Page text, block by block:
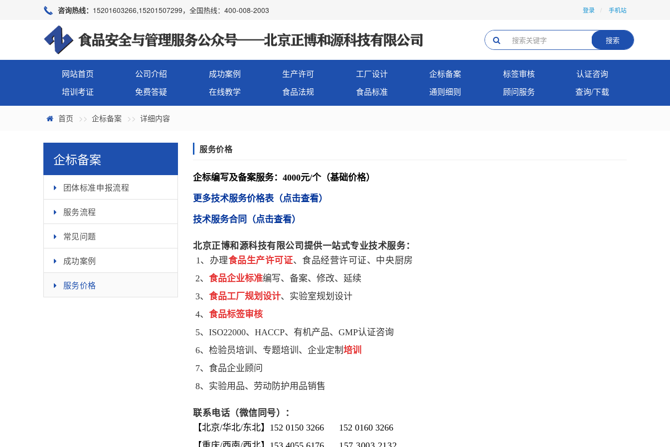
咨询热线： 15201603266,15201507299，全国热线：400-008-2003 登录 手机站
搜索
网站首页 公司介绍 成功案例 生产许可 工厂设计 企标备案 标签审核
认证咨询
培训考证
免费答疑 在线教学 食品法规 食品标准 通则细则 顾问服务 查询/下载
首页 企标备案 详细内容
企标备案
团体标准申报流程
服务流程
常见问题
成功案例
服务价格
服务价格
企标编写及备案服务： 4000元/个（基础价格）
更多技术服务价格表 （点击查看）
技术服务合同（点击查看）
北京正博和源科技有限公司提供一站式专业技术服务：
1、 办理食品生产许可证、食品经营许可证、中央厨房
2、 食品企业标准编写、备案、修改、延续
3、 食品工厂规划设计、实验室规划设计
4、 食品标签审核
5、ISO22000、HACCP、有机产品、GMP认证咨询
6、检验员培训、专题培训、企业定制 培训
7、 食品企业顾问
8、实验用品、劳动防护用品销售
联系电话（微信同号）：
【北京/华北/东北】152 0150 3266 152 0160 3266